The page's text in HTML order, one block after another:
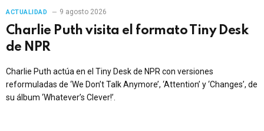
ACTUALIDAD 9 agosto 2026
Charlie Puth visita el formato Tiny Desk
de NPR
Charlie Puth actúa en el Tiny Desk de NPR con versiones
reformuladas de ‘We Don’t Talk Anymore’, ‘Attention’ y ‘Changes’, de
su álbum ‘Whatever’s Clever!’.